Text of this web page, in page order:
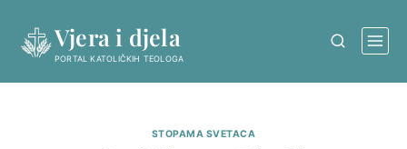
content
Vjera i djela
PORTAL KATOLIČKIH TEOLOGA
STOPAMA SVETACA